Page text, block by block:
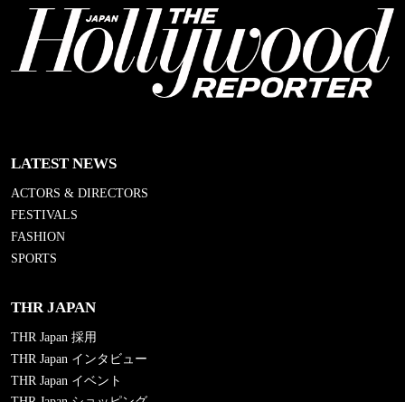
LATEST NEWS
ACTORS & DIRECTORS
FESTIVALS
FASHION
SPORTS
THR JAPAN
THR Japan 採用
THR Japan インタビュー
THR Japan イベント